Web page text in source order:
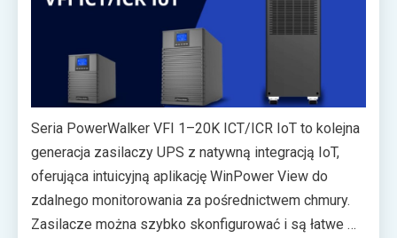
Seria PowerWalker VFI 1–20K ICT/ICR IoT to kolejna
generacja zasilaczy UPS z natywną integracją IoT,
oferująca intuicyjną aplikację WinPower View do
zdalnego monitorowania za pośrednictwem chmury.
Zasilacze można szybko skonfigurować i są łatwe w